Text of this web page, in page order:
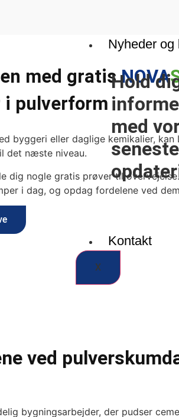
Nyheder og
Hold
med
seneste
Kontakt
X
med gratisNOVA
pulverform
byggeri eller daglige kemikalier, kan
det næste niveau.
dig nogle gratis prøver til
i dag, og opdag fordelene ved
ved